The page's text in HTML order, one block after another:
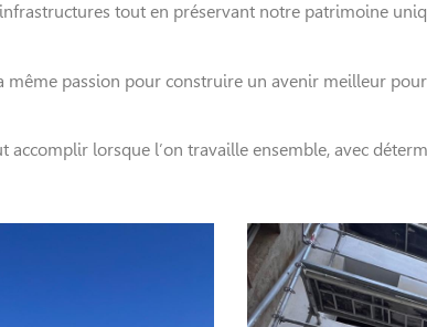
tout en préservant notre patrimoine
même passion pour construire un avenir meilleur
accomplir lorsque l’on travaille ensemble, avec